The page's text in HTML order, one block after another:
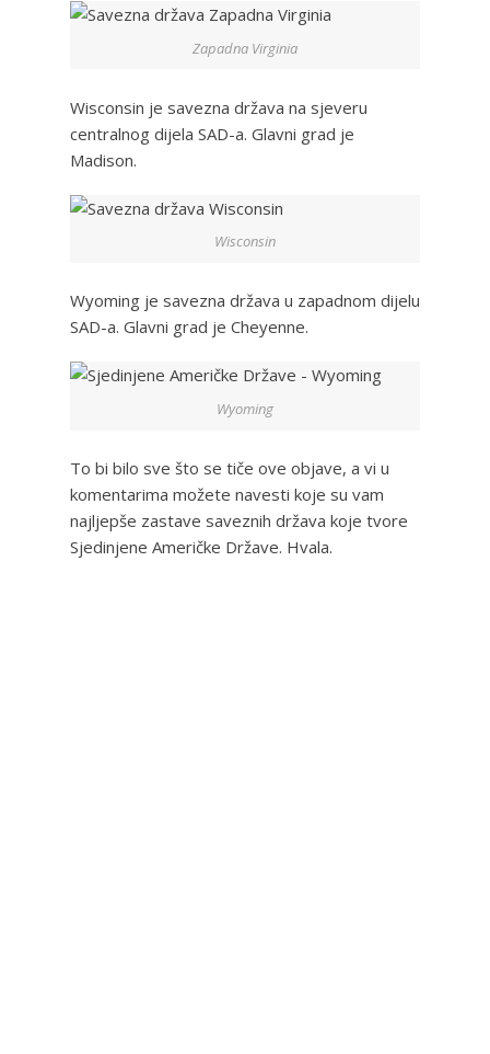
Zapadna Virginia
Wisconsin je savezna država na sjeveru
centralnog dijela SAD-a. Glavni grad je
Madison.
Wisconsin
Wyoming je savezna država u zapadnom dijelu
SAD-a. Glavni grad je Cheyenne.
Wyoming
To bi bilo sve što se tiče ove objave, a vi u
komentarima možete navesti koje su vam
najljepše zastave saveznih država koje tvore
Sjedinjene Američke Države. Hvala.